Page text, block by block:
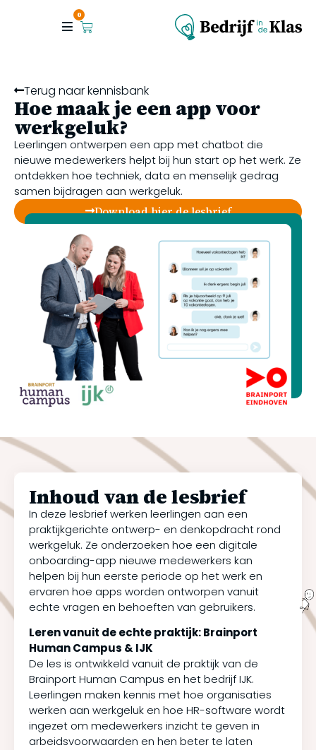
0
Terug naar kennisbank
Hoe maak je een app voor
werkgeluk?
Leerlingen ontwerpen een app met chatbot die
nieuwe medewerkers helpt bij hun start op het werk. Ze
ontdekken hoe techniek, data en menselijk gedrag
samen bijdragen aan werkgeluk.
Download hier de lesbrief
Inhoud van de lesbrief
In deze lesbrief werken leerlingen aan een
praktijkgerichte ontwerp- en denkopdracht rond
werkgeluk. Ze onderzoeken hoe een digitale
onboarding-app nieuwe medewerkers kan
helpen bij hun eerste periode op het werk en
ervaren hoe apps worden ontworpen vanuit
echte vragen en behoeften van gebruikers.
Leren vanuit de echte praktijk: Brainport
Human Campus & IJK
De les is ontwikkeld vanuit de praktijk van de
Brainport Human Campus en het bedrijf IJK.
Leerlingen maken kennis met hoe organisaties
werken aan werkgeluk en hoe HR-software wordt
ingezet om medewerkers inzicht te geven in
arbeidsvoorwaarden en hen beter te laten